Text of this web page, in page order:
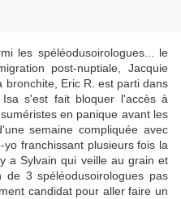
les spéléodusoirologues... le
post-nuptiale, Jacquie
Eric R. est parti dans
s'est fait bloquer l'accès à
en panique avant les
semaine compliquée avec
franchissant plusieurs fois la
a Sylvain qui veille au grain et
3 spéléodusoirologues pas
candidat pour aller faire un